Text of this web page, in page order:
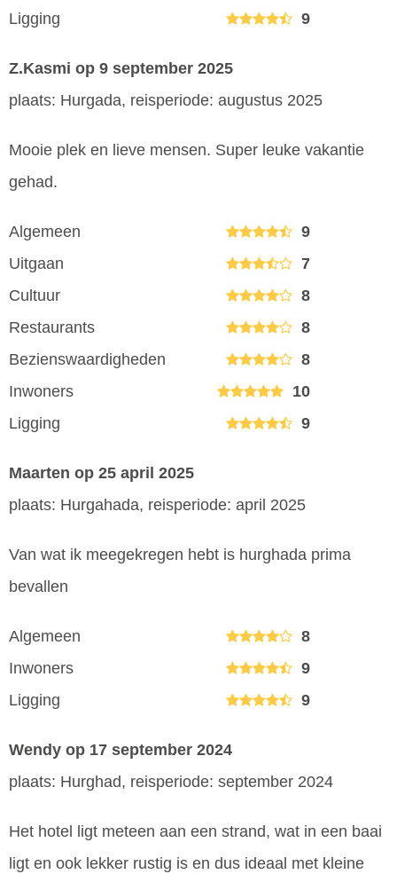
Ligging
9
Z.Kasmi op 9 september 2025
plaats: Hurgada, reisperiode: augustus 2025
Mooie plek en lieve mensen. Super leuke vakantie
gehad.
Algemeen
9
Uitgaan
7
Cultuur
8
Restaurants
8
Bezienswaardigheden
8
Inwoners
10
Ligging
9
Maarten op 25 april 2025
plaats: Hurgahada, reisperiode: april 2025
Van wat ik meegekregen hebt is hurghada prima
bevallen
Algemeen
8
Inwoners
9
Ligging
9
Wendy op 17 september 2024
plaats: Hurghad, reisperiode: september 2024
Het hotel ligt meteen aan een strand, wat in een baai
ligt en ook lekker rustig is en dus ideaal met kleine